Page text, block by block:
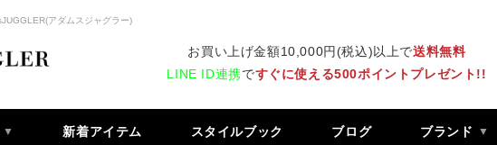
アダムスジャグラー)
お買い上げ金額10,000円(税込)以上で送料無料
LINE ID連携ですぐに使える500ポイントプレゼント!!
新着アイテム スタイルブック ブログ ブランド